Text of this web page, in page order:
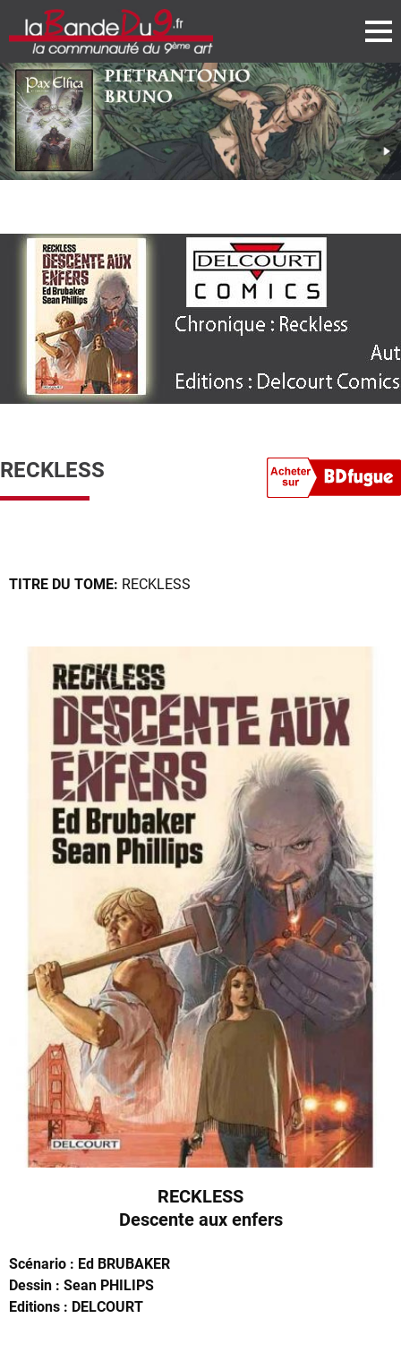
RECKLESS
TITRE DU TOME: RECKLESS
RECKLESS
Descente aux enfers
Scénario : Ed BRUBAKER
Dessin : Sean PHILIPS
Editions : DELCOURT